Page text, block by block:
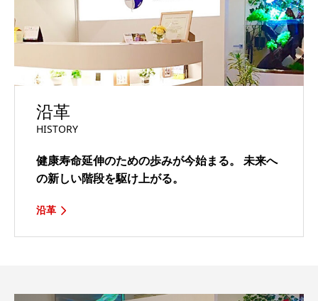
沿革
HISTORY
健康寿命延伸のための歩みが今始まる。
未来へ
の新しい階段を駆け上がる。
沿革